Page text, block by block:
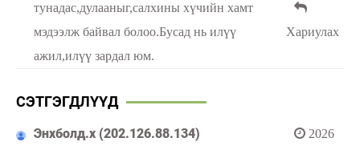
тунадас,дулааныг,салхины хүчийн хамт
мэдээлж байвал болоо.Бусад нь илүү
ажил,илүү зардал юм.
Хариулах
СЭТГЭГДЛҮҮД
Энхболд.х (202.126.88.134)
2026